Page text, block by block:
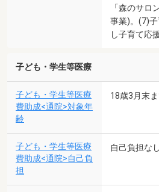
「森のサロ
事業)。(7)
し子育て応
子ども・学生等医療
子ども・学生等医療
費助成<通院>対象年
齢
18歳3月末
子ども・学生等医療
費助成<通院>自己負
担
自己負担なし